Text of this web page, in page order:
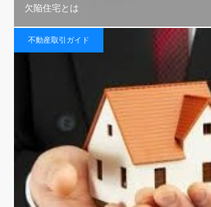
欠陥住宅とは
不動産取引ガイド